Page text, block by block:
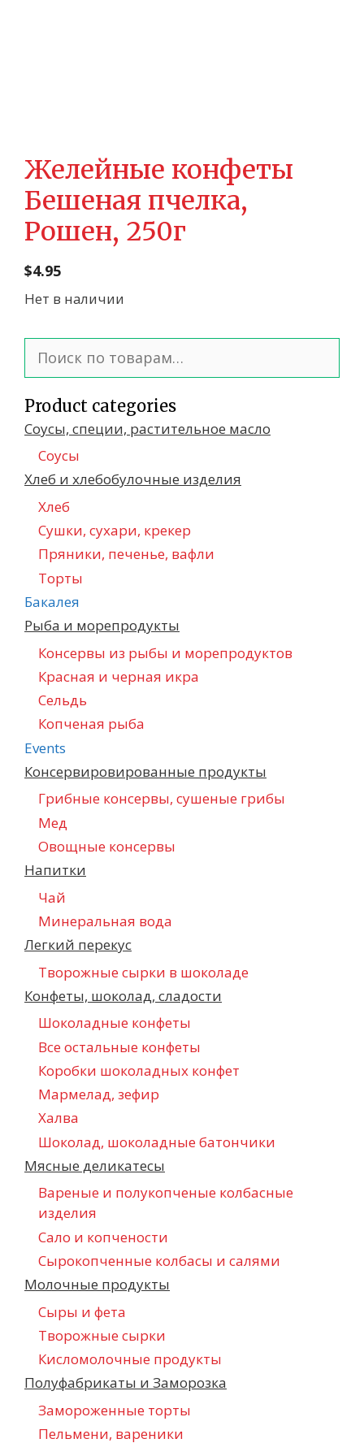
Желейные конфеты
Бешеная пчелка,
Рошен, 250г
$4.95
Нет в наличии
Product categories
Соусы, специи, растительное масло
Соусы
Хлеб и хлебобулочные изделия
Хлеб
Сушки, сухари, крекер
Пряники, печенье, вафли
Торты
Бакалея
Рыба и морепродукты
Консервы из рыбы и морепродуктов
Красная и черная икра
Сельдь
Копченая рыба
Events
Консервировированные продукты
Грибные консервы, сушеные грибы
Мед
Овощные консервы
Напитки
Чай
Минеральная вода
Легкий перекус
Творожные сырки в шоколаде
Конфеты, шоколад, сладости
Шоколадные конфеты
Все остальные конфеты
Коробки шоколадных конфет
Мармелад, зефир
Халва
Шоколад, шоколадные батончики
Мясные деликатесы
Вареные и полукопченые колбасные
изделия
Сало и копчености
Сырокопченные колбасы и салями
Молочные продукты
Сыры и фета
Творожные сырки
Кисломолочные продукты
Полуфабрикаты и Заморозка
Замороженные торты
Пельмени, вареники